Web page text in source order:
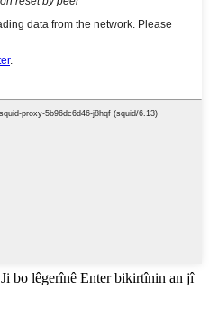
Ji bo lêgerînê Enter bikirtînin an jî